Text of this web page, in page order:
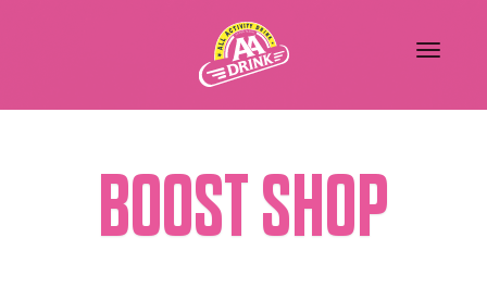
BOOST SHOP